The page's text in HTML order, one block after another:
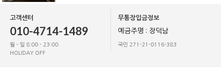
고객센터
010-4714-1489
월 - 일 8:00 - 23:00
HOLIDAY OFF
무통장입금정보
예금주명 : 장덕남
국민 271-21-0116-383